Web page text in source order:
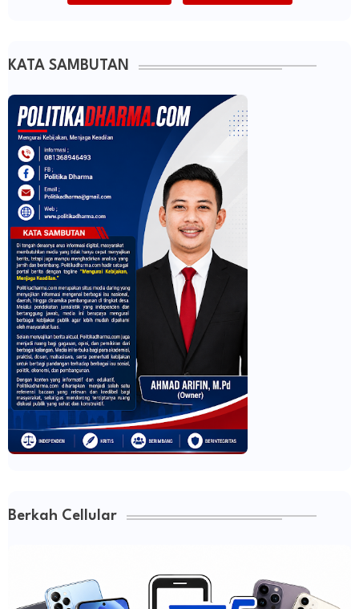
KATA SAMBUTAN
Berkah Cellular